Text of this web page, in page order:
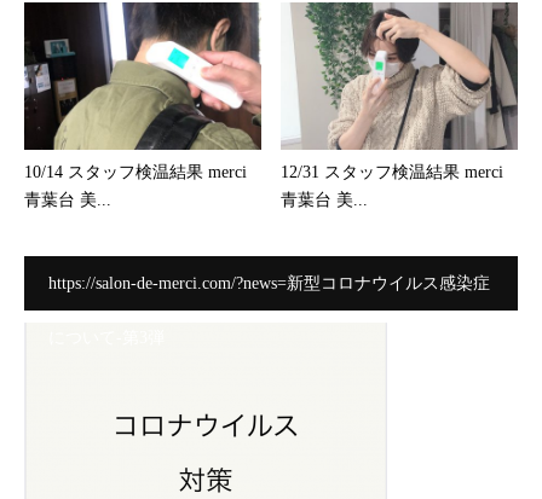
10/14 スタッフ検温結果 merci
青葉台 美...
12/31 スタッフ検温結果 merci
青葉台 美...
https://salon-de-merci.com/?news=新型コロナウイルス感染症